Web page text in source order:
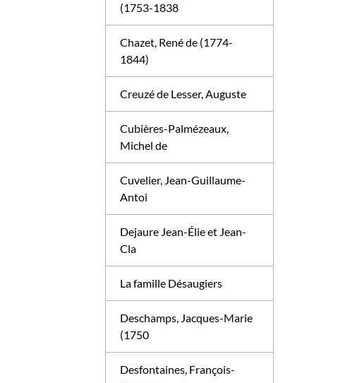
(1753-1838
Chazet, René de (1774-
1844)
Creuzé de Lesser, Auguste
Cubières-Palmézeaux,
Michel de
Cuvelier, Jean-Guillaume-
Antoi
Dejaure Jean-Élie et Jean-
Cla
La famille Désaugiers
Deschamps, Jacques-Marie
(1750
Desfontaines, François-